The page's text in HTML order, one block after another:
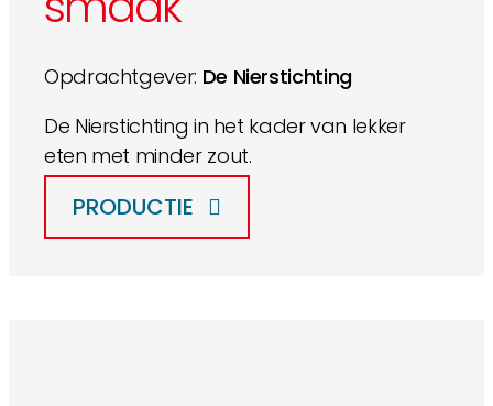
Opdrachtgever: De Nierstichting
De Nierstichting in het kader van lekker
eten met minder zout.
PRODUCTIE